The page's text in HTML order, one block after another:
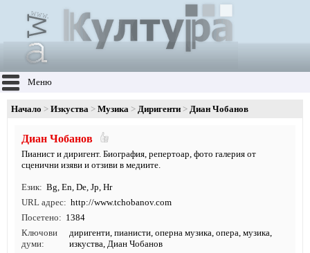
Меню
Начало Изкуства Музика Диригенти Диан Чобанов
Диан Чобанов
Пианист и диригент. Биография, репертоар, фото галерия от
сценични изяви и отзиви в медиите.
Език Bg, En, De, Jp, Hr
URL адрес
http://www.tchobanov.com
Посетено
1384
Ключови
думи
диригенти,пианисти,оперна музика,опера,музика,
изкуства, Диан Чобанов